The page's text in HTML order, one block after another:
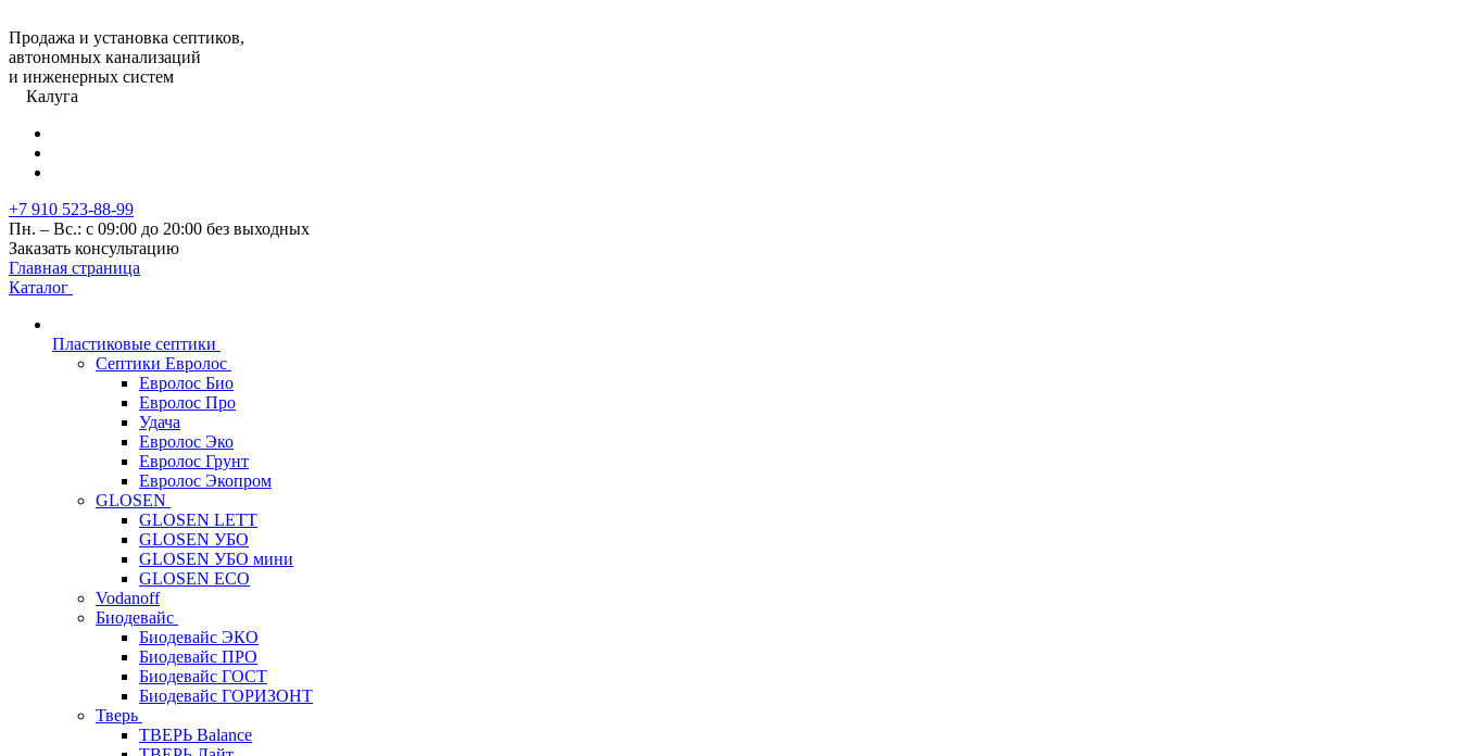
Продажа и установка септиков,
автономных канализаций
и инженерных систем
Калуга
+7 910 523-88-99
Пн. – Вс.: с 09:00 до 20:00 без выходных
Заказать консультацию
Главная страница
Каталог
Пластиковые септики
Септики Евролос
Евролос Био
Евролос Про
Удача
Евролос Эко
Евролос Грунт
Евролос Экопром
GLOSEN
GLOSEN LETT
GLOSEN УБО
GLOSEN УБО мини
GLOSEN ECO
Vodanoff
Биодевайс
Биодевайс ЭКО
Биодевайс ПРО
Биодевайс ГОСТ
Биодевайс ГОРИЗОНТ
Тверь
ТВЕРЬ Balance